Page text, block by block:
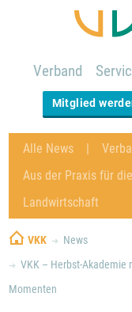
Verband
Mitglied
Alle News
Aus der Praxis für
Landwirtschaft
VKK
News
VKK – Herbst-Akademie
Momenten